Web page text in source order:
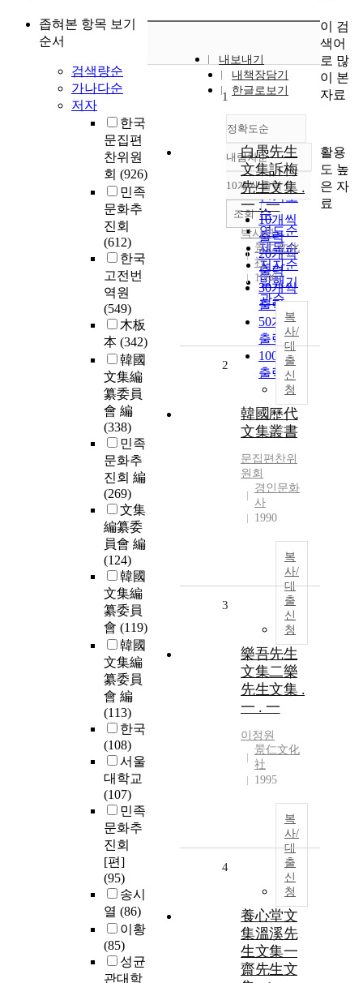
좁혀본 항목 보기
순서
검색량순
가나다순
저자
한국
문집편
찬위원
회 (926)
민족
문화추
진회
(612)
한국
고전번
역원
(549)
木板
本 (342)
韓國
文集編
纂委員
會 編
(338)
민족
문화추
진회 編
(269)
文集
編纂委
員會 編
(124)
韓國
文集編
纂委員
會 (119)
韓國
文集編
纂委員
會 編
(113)
한국
(108)
서울
대학교
(107)
민족
문화추
진회
[편]
(95)
송시
열 (86)
이황
(85)
성균
관대학
내보내기
내책장담기
한글로보기
정확도순
정확도
순
인기도
순
연도순
제목순
저자순
발행기
관순
내림차순
내림차순
10개씩 출력
10개씩
출력
20개씩
출력
30개씩
출력
50개씩
출력
100개씩
출력
조회
1
白愚先生
文集訴梅
先生文集 .
一 . 一
박시연
景仁文化
社
1996
복
사/
대
출
신
청
2
韓國歷代
文集叢書
문집편찬위
원회
경인문화
사
1990
복
사/
대
출
신
청
3
樂吾先生
文集二樂
先生文集 .
一 . 一
이정원
景仁文化
社
1995
복
사/
대
출
신
청
4
養心堂文
集溫溪先
生文集一
齋先生文
이 검
색어
로 많
이 본
자료
활용
도 높
은 자
료